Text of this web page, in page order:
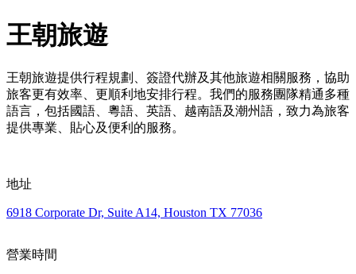
王朝旅遊
王朝旅遊提供行程規劃、簽證代辦及其他旅遊相關服務，協助
旅客更有效率、更順利地安排行程。我們的服務團隊精通多種
語言，包括國語、粵語、英語、越南語及潮州語，致力為旅客
提供專業、貼心及便利的服務。
地址
6918 Corporate Dr, Suite A14, Houston TX 77036
營業時間